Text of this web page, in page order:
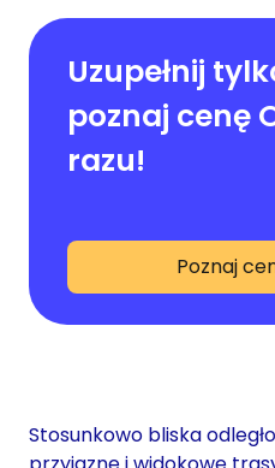
Uzupełnij
poznaj cenę
razu!
Poznaj
Stosunkowo bliska